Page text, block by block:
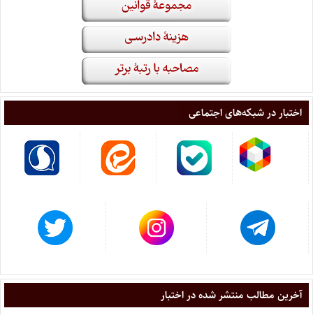
اختبار در شبکه‌های اجتماعی
آخرین مطالب منتشر شده در اختبار